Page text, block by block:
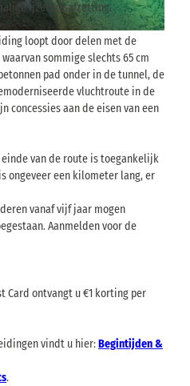
| CC-BY-SA
ijzerertsafzetting.
loopt door delen met de
sommige slechts 65 cm
pad onder in de tunnel, de
vluchtroute in de
concessies aan de eisen van een
van de route is toegankelijk
ongeveer een kilometer lang, er
vanaf vijf jaar mogen
Aanmelden voor de
Card ontvangt u €1 korting per
vindt u hier:Begintijden &
.